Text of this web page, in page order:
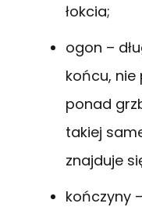
łokcia;
ogon –
końcu,
ponad
takiej
znajduje
kończyny